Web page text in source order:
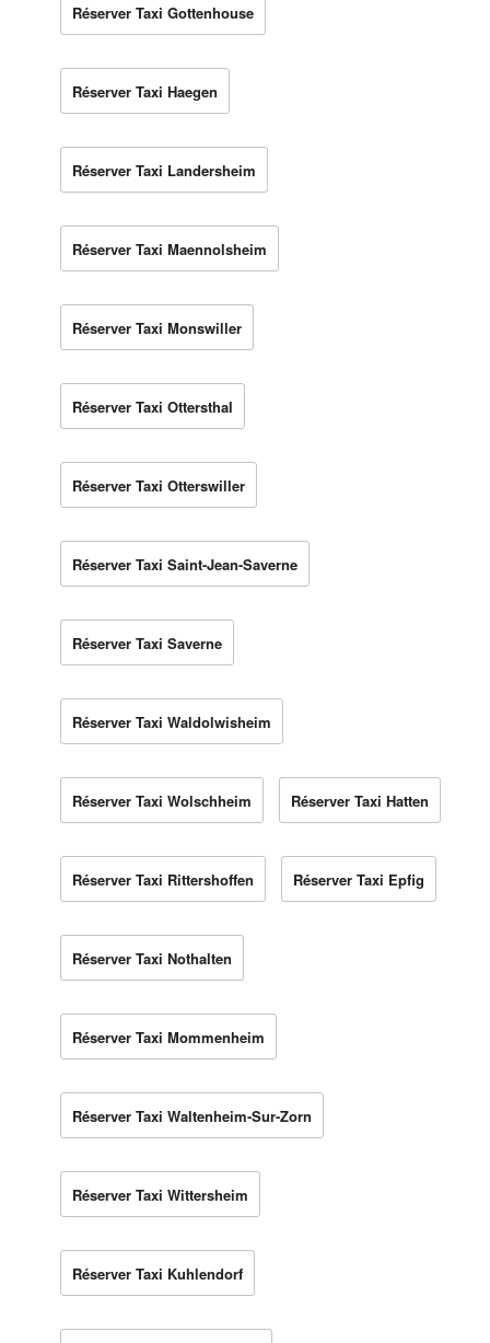
Réserver Taxi Gottenhouse
Réserver Taxi Haegen
Réserver Taxi Landersheim
Réserver Taxi Maennolsheim
Réserver Taxi Monswiller
Réserver Taxi Ottersthal
Réserver Taxi Otterswiller
Réserver Taxi Saint-Jean-Saverne
Réserver Taxi Saverne
Réserver Taxi Waldolwisheim
Réserver Taxi Wolschheim Réserver Taxi Hatten
Réserver Taxi Rittershoffen Réserver Taxi Epfig
Réserver Taxi Nothalten
Réserver Taxi Mommenheim
Réserver Taxi Waltenheim-Sur-Zorn
Réserver Taxi Wittersheim
Réserver Taxi Kuhlendorf